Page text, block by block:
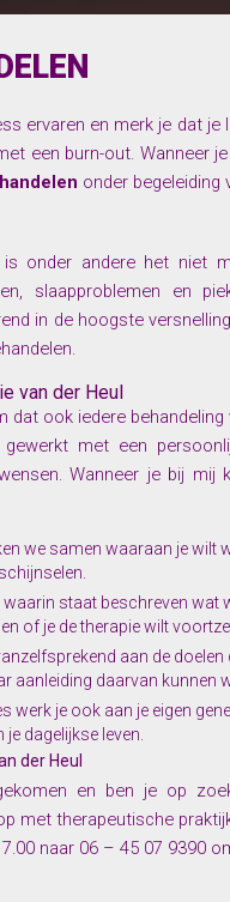
ervaren en merk je dat
een burn-out. Wanneer
onder begeleiding
onder andere het niet
slaapproblemen en
in de hoogste
van der Heul
dat ook iedere
met een
Wanneer je bij mij
we samen waaraan je wilt
staat beschreven wat
of je de therapie wilt
aan de
aanleiding daarvan kunnen
werk je ook aan je eigen
dagelijkse leven.
der Heul
en ben je op
met therapeutische
naar 06 – 45 07 9390